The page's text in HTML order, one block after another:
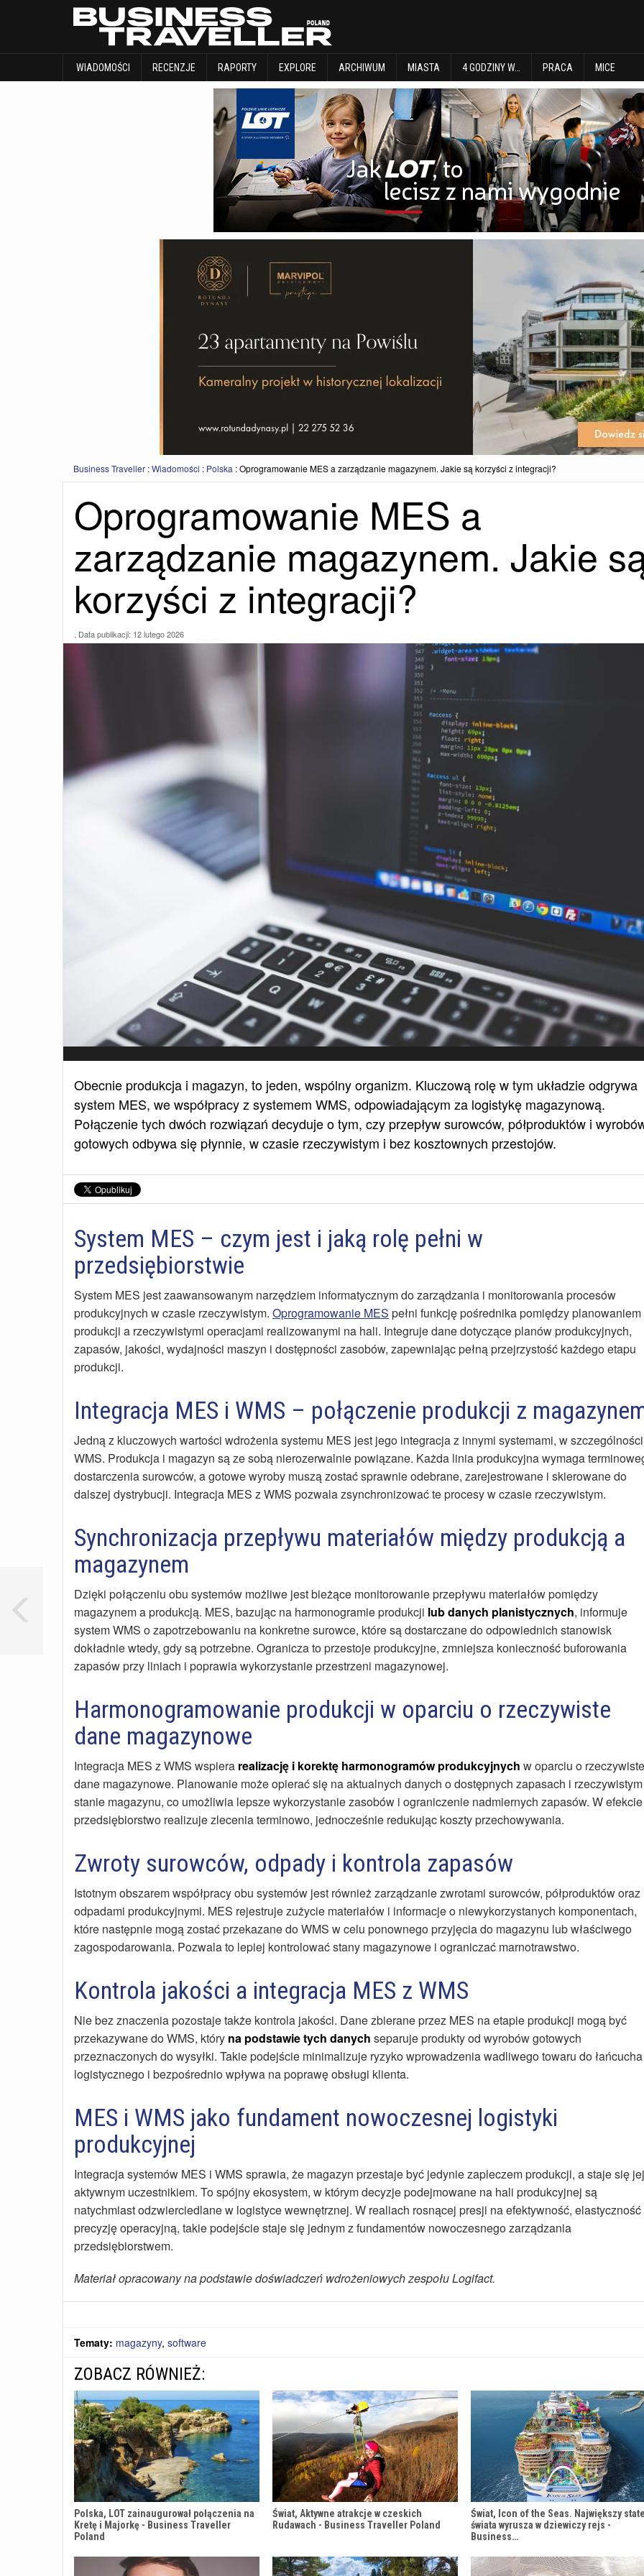
WIADOMOŚCI RECENZJE RAPORTY EXPLORE ARCHIWUM MIASTA 4 GODZINY W… PRACA MICE
WIADOMOŚCI RECENZJE
Business Traveller :Wiadomości : Polska :Oprogramowanie MES a zarządzanie magazynem. Jakie są korzyści z integracji?
Oprogramowanie MES a
zarządzanie magazynem. Jakie
korzyści z integracji?
, Data publikacji: 12 lutego 2026
Obecnie produkcja i magazyn, to jeden, wspólny organizm. Kluczową rolę w tym układzie odgrywa
system MES, we współpracy z systemem WMS, odpowiadającym za logistykę magazynową.
Połączenie tych dwóch rozwiązań decyduje o tym, czy przepływ surowców, półproduktów i
gotowych odbywa się płynnie, w czasie rzeczywistym i bez kosztownych przestojów.
System MES – czym jest i jaką rolę pełni w
przedsiębiorstwie
System MES jest zaawansowanym narzędziem informatycznym do zarządzania i monitorowania procesów
produkcyjnych w czasie rzeczywistym. Oprogramowanie MES pełni funkcję pośrednika pomiędzy planowaniem
produkcji a rzeczywistymi operacjami realizowanymi na hali. Integruje dane dotyczące planów produkcyjnych,
zapasów, jakości, wydajności maszyn i dostępności zasobów, zapewniając pełną przejrzystość każdego etapu
produkcji.
Integracja MES i WMS – połączenie produkcji z
Jedną z kluczowych wartości wdrożenia systemu MES jest jego integracja z innymi systemami, w
WMS. Produkcja i magazyn są ze sobą nierozerwalnie powiązane. Każda linia produkcyjna wymaga
dostarczenia surowców, a gotowe wyroby muszą zostać sprawnie odebrane, zarejestrowane i skierowane do
dalszej dystrybucji. Integracja MES z WMS pozwala zsynchronizować te procesy w czasie rzeczywistym.
Synchronizacja przepływu materiałów między produkcją a
magazynem
Dzięki połączeniu obu systemów możliwe jest bieżące monitorowanie przepływu materiałów pomiędzy
magazynem a produkcją. MES, bazując na harmonogramie produkcji lub danych planistycznych, informuje
system WMS o zapotrzebowaniu na konkretne surowce, które są dostarczane do odpowiednich stanowisk
dokładnie wtedy, gdy są potrzebne. Ogranicza to przestoje produkcyjne, zmniejsza konieczność buforowania
zapasów przy liniach i poprawia wykorzystanie przestrzeni magazynowej.
Harmonogramowanie produkcji w oparciu o rzeczywiste
dane magazynowe
Integracja MES z WMS wspiera realizację i korektę harmonogramów produkcyjnych w oparciu o rzeczywiste
dane magazynowe. Planowanie może opierać się na aktualnych danych o dostępnych zapasach i rzeczywistym
stanie magazynu, co umożliwia lepsze wykorzystanie zasobów i ograniczenie nadmiernych zapasów. W efekcie
przedsiębiorstwo realizuje zlecenia terminowo, jednocześnie redukując koszty przechowywania.
Zwroty surowców, odpady i kontrola zapasów
Istotnym obszarem współpracy obu systemów jest również zarządzanie zwrotami surowców, półproduktów oraz
odpadami produkcyjnymi. MES rejestruje zużycie materiałów i informacje o niewykorzystanych komponentach,
które następnie mogą zostać przekazane do WMS w celu ponownego przyjęcia do magazynu lub właściwego
zagospodarowania. Pozwala to lepiej kontrolować stany magazynowe i ograniczać marnotrawstwo.
Kontrola jakości a integracja MES z WMS
Nie bez znaczenia pozostaje także kontrola jakości. Dane zbierane przez MES na etapie produkcji mogą być
przekazywane do WMS, który na podstawie tych danych separuje produkty od wyrobów gotowych
przeznaczonych do wysyłki. Takie podejście minimalizuje ryzyko wprowadzenia wadliwego towaru do łańcucha
logistycznego i bezpośrednio wpływa na poprawę obsługi klienta.
MES i WMS jako fundament nowoczesnej logistyki
produkcyjnej
Integracja systemów MES i WMS sprawia, że magazyn przestaje być jedynie zapleczem produkcji, a staje się jej
aktywnym uczestnikiem. To spójny ekosystem, w którym decyzje podejmowane na hali produkcyjnej są
natychmiast odzwierciedlane w logistyce wewnętrznej. W realiach rosnącej presji na efektywność, elastyczność
precyzję operacyjną, takie podejście staje się jednym z fundamentów nowoczesnego zarządzania
przedsiębiorstwem.
Materiał opracowany na podstawie doświadczeń wdrożeniowych zespołu Logifact.
Tematy: magazyny, software
ZOBACZ RÓWNIEŻ:
Polska, LOT zainaugurował połączenia na
Kretę i Majorkę - Business Traveller
Poland
Świat, Aktywne atrakcje w czeskich
Rudawach - Business Traveller Poland
Świat, Icon of the Seas. Największy
świata wyrusza w dziewiczy rejs -
Business…